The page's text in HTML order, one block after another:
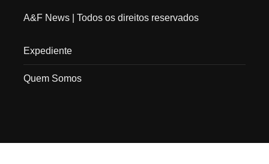
A&F News| Todos os direitos reservados
Expediente
Quem Somos